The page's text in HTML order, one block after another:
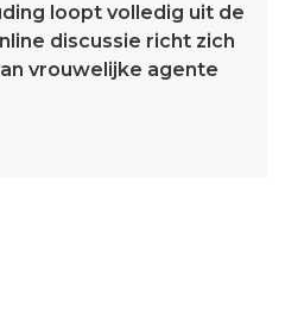
loopt volledig uit de
discussie richt zich
vrouwelijke agente